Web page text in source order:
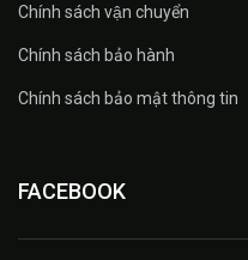
Chính sách vận chuyển
Chính sách bảo hành
Chính sách bảo mật thông tin
FACEBOOK